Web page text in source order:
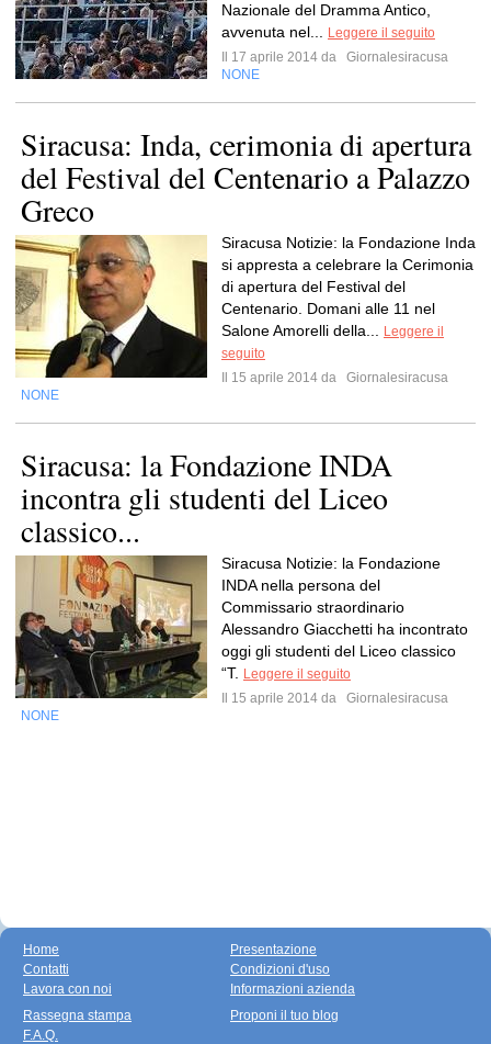
Nazionale del Dramma Antico,
avvenuta nel...
Leggere il seguito
Il 17 aprile 2014 da
Giornalesiracusa
NONE
Siracusa: Inda, cerimonia di apertura
del Festival del Centenario a Palazzo
Greco
Siracusa Notizie: la Fondazione Inda
si appresta a celebrare la Cerimonia
di apertura del Festival del
Centenario. Domani alle 11 nel
Salone Amorelli della...
Leggere il
seguito
Il 15 aprile 2014 da
Giornalesiracusa
NONE
Siracusa: la Fondazione INDA
incontra gli studenti del Liceo
classico...
Siracusa Notizie: la Fondazione
INDA nella persona del
Commissario straordinario
Alessandro Giacchetti ha incontrato
oggi gli studenti del Liceo classico
“T. Leggere il seguito
Il 15 aprile 2014 da
Giornalesiracusa
NONE
Home
Contatti
Lavora con noi
Presentazione
Condizioni d'uso
Informazioni azienda
Rassegna stampa
F.A.Q.
Proponi il tuo blog